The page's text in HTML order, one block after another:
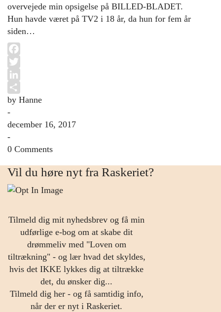
overvejede min opsigelse på BILLED-BLADET.
Hun havde været på TV2 i 18 år, da hun for fem år
siden…
Facebook
Twitter
LinkedIn
Share
by Hanne
-
december 16, 2017
-
0 Comments
Vil du høre nyt fra Raskeriet?
Tilmeld dig mit nyhedsbrev og få min
udførlige e-bog om at skabe dit
drømmeliv med "Loven om
tiltrækning" - og lær hvad det skyldes,
hvis det IKKE lykkes dig at tiltrække
det, du ønsker dig...
Tilmeld dig her - og få samtidig info,
når der er nyt i Raskeriet.